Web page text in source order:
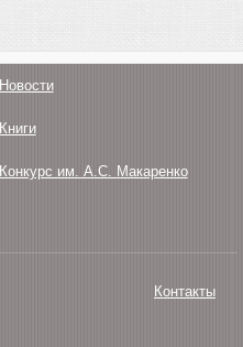
Новости
Книги
Конкурс им. А.С. Макаренко
Контакты